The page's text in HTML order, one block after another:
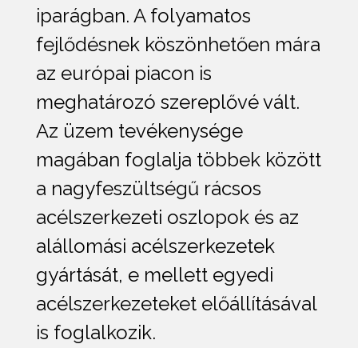
iparágban. A folyamatos
fejlődésnek köszönhetően mára
az európai piacon is
meghatározó szereplővé vált.
Az üzem tevékenysége
magában foglalja többek között
a nagyfeszültségű rácsos
acélszerkezeti oszlopok és az
alállomási acélszerkezetek
gyártását, e mellett egyedi
acélszerkezeteket előállításával
is foglalkozik.